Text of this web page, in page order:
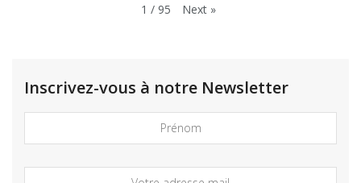
1 / 95 Next »
Inscrivez-vous à notre Newsletter